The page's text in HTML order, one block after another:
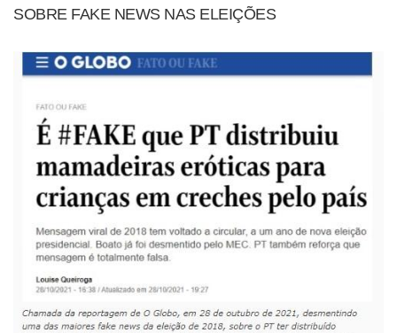
SOBRE FAKE NEWS NAS ELEIÇÕES